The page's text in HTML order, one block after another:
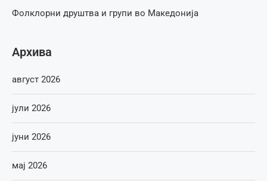
Фолклорни друштва и групи во Македонија
Архива
август 2026
јули 2026
јуни 2026
мај 2026